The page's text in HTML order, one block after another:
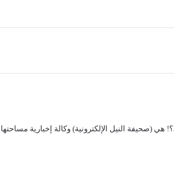
هي (صحيفة النيل الإلكترونية) وكالة إخبارية